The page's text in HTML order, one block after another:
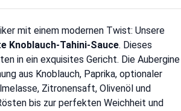
mit einem modernen Twist: Unsere
Knoblauch-Tahini-Sauce. Dieses
in ein exquisites Gericht. Die Aubergine
aus Knoblauch, Paprika, optionaler
Zitronensaft, Olivenöl und
bis zur perfekten Weichheit und